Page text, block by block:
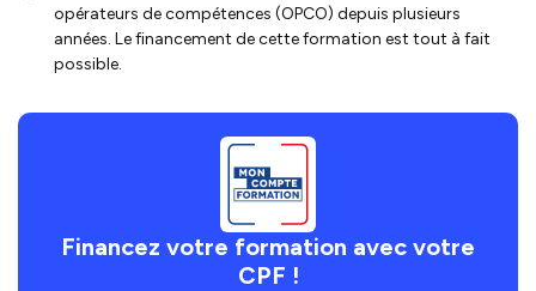
opérateurs de compétences (OPCO) depuis plusieurs
années. Le financement de cette formation est tout à fait
possible.
Financez votre formation avec votre
CPF !